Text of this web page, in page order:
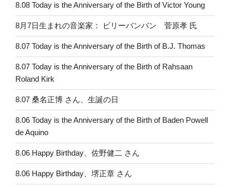
8.08 Today is the Anniversary of the Birth of Victor Young
8月7日生まれの音楽家： ビリーバンバン 菅原孝 氏
8.07 Today is the Anniversary of the Birth of B.J. Thomas
8.07 Today is the Anniversary of the Birth of Rahsaan
Roland Kirk
8.07 桑名正博 さん、生誕の日
8.06 Today is the Anniversary of the Birth of Baden Powell
de Aquino
8.06 Happy Birthday、佐野健二 さん
8.06 Happy Birthday、堺正章 さん